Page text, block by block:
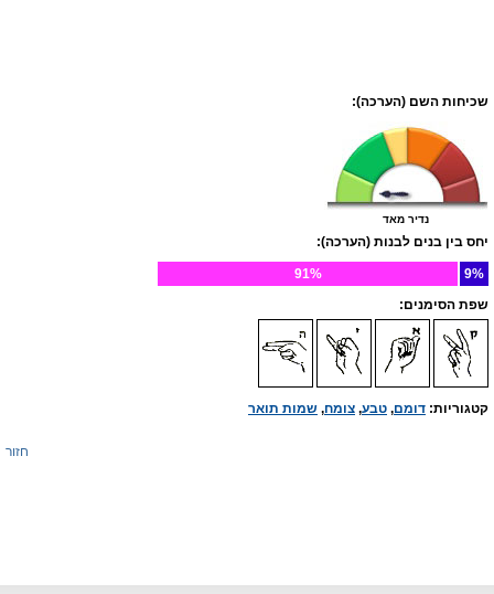
שכיחות השם (הערכה):
נדיר מאד
יחס בין בנים לבנות (הערכה):
9%
91%
שפת הסימנים:
קטגוריות: דומם, טבע, צומח, שמות תואר
חזור